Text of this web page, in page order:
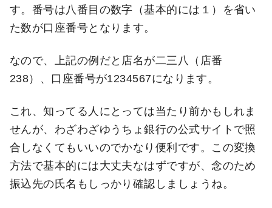
す。番号は八番目の数字（基本的には１）を省い
た数が口座番号となります。
なので、上記の例だと店名が二三八（店番
238）、口座番号が1234567になります。
これ、知ってる人にとっては当たり前かもしれま
せんが、わざわざゆうちょ銀行の公式サイトで照
合しなくてもいいのでかなり便利です。この変換
方法で基本的には大丈夫なはずですが、念のため
振込先の氏名もしっかり確認しましょうね。